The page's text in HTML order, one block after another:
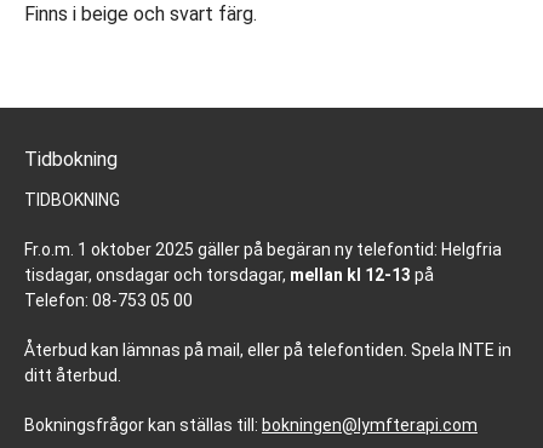
Finns i beige och svart färg.
Tidbokning
TIDBOKNING
Fr.o.m. 1 oktober 2025 gäller på begäran ny telefontid: Helgfria
tisdagar, onsdagar och torsdagar, mellan kl 12-13 på
Telefon: 08-753 05 00
Återbud kan lämnas på mail, eller på telefontiden. Spela INTE in
ditt återbud.
Bokningsfrågor kan ställas till: bokningen@lymfterapi.com